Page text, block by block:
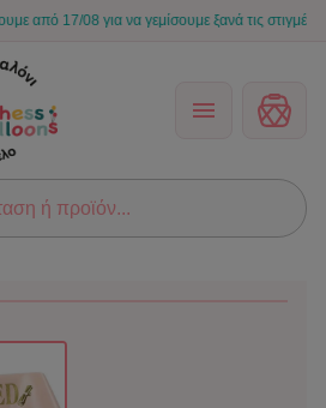
17/08 για να γεμίσουμε ξανά τις στιγμές σας